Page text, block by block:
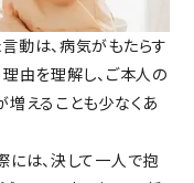
動は、病気がもたらす
由を理解し、ご本人の
増えることも少なくあ
には、決して一人で抱